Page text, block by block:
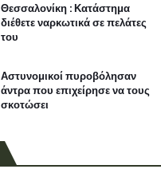
Θεσσαλονίκη : Κατάστημα
διέθετε ναρκωτικά σε πελάτες
του
Αστυνομικοί πυροβόλησαν
άντρα που επιχείρησε να τους
σκοτώσει